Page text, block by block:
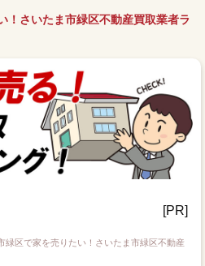
！さいたま市緑区不動産買取業者ラ
[PR]
緑区で家を売りたい！さいたま市緑区不動産